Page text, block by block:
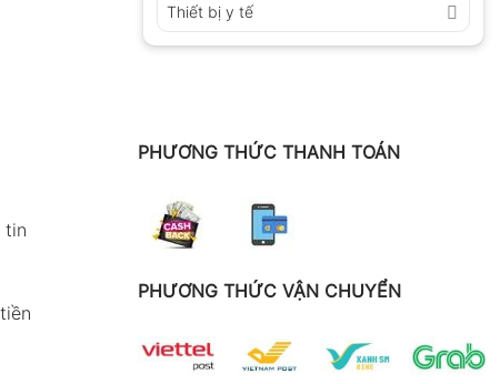
Thiết bị y tế
tin
PHƯƠNG THỨC THANH TOÁN
PHƯƠNG THỨC VẬN CHUYỂN